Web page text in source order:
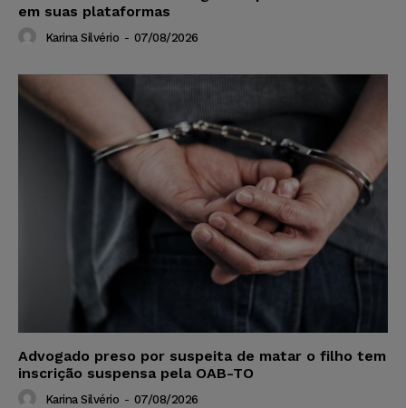
em suas plataformas
Karina Silvério - 07/08/2026
Advogado preso por suspeita de matar o filho tem
inscrição suspensa pela OAB-TO
Karina Silvério - 07/08/2026